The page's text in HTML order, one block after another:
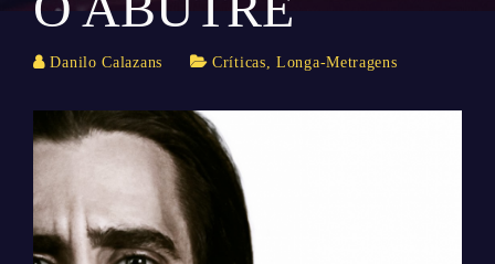
Danilo Calazans Críticas,Longa-Metragens